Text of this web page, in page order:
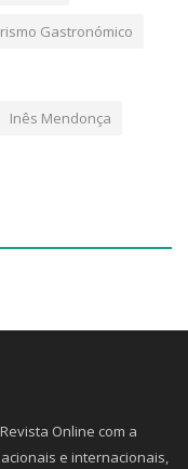
Gastronómico
Inês Mendonça
Online com a
e internacionais,